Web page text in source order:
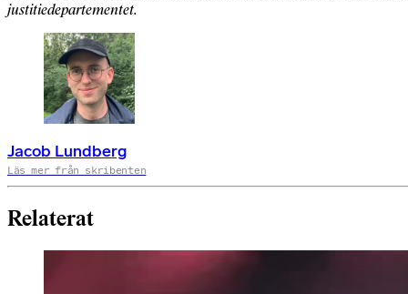
justitiedepartementet.
Jacob Lundberg
Läs mer från skribenten
Relaterat